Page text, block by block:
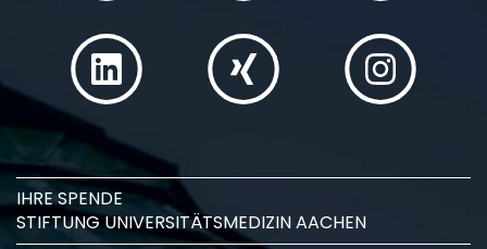
IHRE SPENDE
STIFTUNG UNIVERSITÄTSMEDIZIN AACHEN